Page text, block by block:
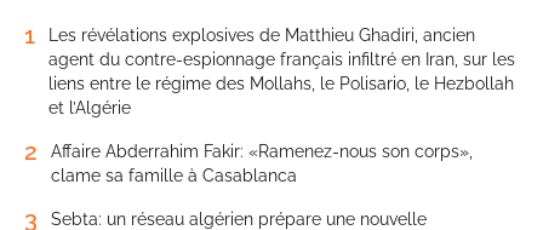
1
Les révélations explosives de Matthieu Ghadiri, ancien
agent du contre-espionnage français infiltré en Iran, sur les
liens entre le régime des Mollahs, le Polisario, le Hezbollah
et l’Algérie
2
Affaire Abderrahim Fakir: «Ramenez-nous son corps»,
clame sa famille à Casablanca
3
Sebta: un réseau algérien prépare une nouvelle